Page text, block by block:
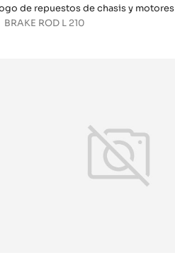
de repuestos de chasis y motores
BRAKE ROD L 210